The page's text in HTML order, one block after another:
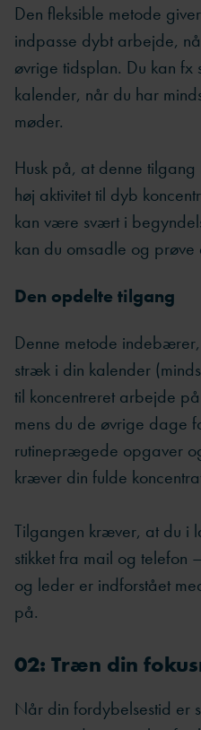
Den fleksible metode
indpasse dybt arbejde,
øvrige tidsplan. Du kan
kalender, når du har
møder.
Husk på, at denne
høj aktivitet til dyb
kan være svært i
kan du omsadle og
Den opdelte tilgang
Denne metode
stræk i din kalender
til koncentreret arbejde
mens du de øvrige dage
rutineprægede opgaver
kræver din fulde
Tilgangen kræver, at du i
stikket fra mail og
og leder er indforstået
på.
02: Træn din
Når din fordybelsestid er